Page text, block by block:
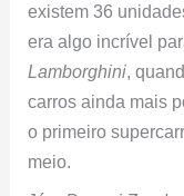
existem 36
era algo incrível
Lamborghini,
carros ainda mais
o primeiro
meio.